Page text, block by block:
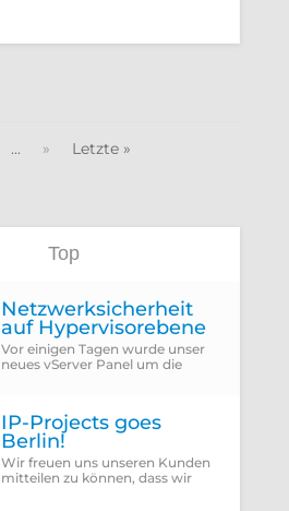
... » Letzte »
Top
Netzwerksicherheit
auf Hypervisorebene
Vor einigen Tagen wurde unser
neues vServer Panel um die
IP-Projects goes
Berlin!
Wir freuen uns unseren Kunden
mitteilen zu können, dass wir